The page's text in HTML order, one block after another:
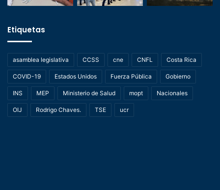
Etiquetas
asamblea legislativa CCSS cne CNFL Costa Rica
COVID-19 Estados Unidos Fuerza Pública Gobierno
INS MEP Ministerio de Salud mopt Nacionales
OIJ Rodrigo Chaves. TSE ucr